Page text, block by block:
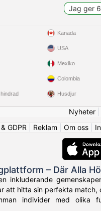
Kanada
USA
Mexiko
Colombia
Husdjur
Nyheter|
GDPR
Reklam Om oss
– Där Alla
inkluderande
att hitta sin perfekta
individer med olika